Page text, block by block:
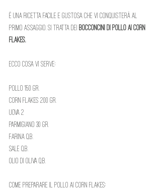
È una ricetta facile e gustosa che vi conquisterà al
primo assaggio. Si tratta dei bocconcini di pollo ai corn
flakes.
Ecco cosa vi serve:
Pollo 150 gr.
Corn Flakes 200 gr.
Uova 2
Parmigiano 30 gr.
Farina q.b.
Sale q.b.
Olio di Oliva q.b.
Come preparare il pollo ai Corn Flakes: